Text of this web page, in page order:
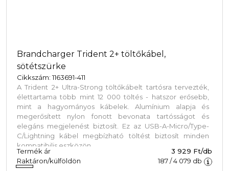
Brandcharger Trident 2+ töltőkábel,
sötétszürke
Cikkszám: 1163691-411
A Trident 2+ Ultra-Strong töltőkábelt tartósra tervezték,
élettartama több mint 12 000 töltés - hatszor erősebb,
mint a hagyományos kábelek. Alumínium alapja és
megerősített nylon fonott bevonata tartósságot és
elegáns megjelenést biztosít. Ez az USB-A-Micro/Type-
C/Lightning kábel megbízható töltést biztosít minden
kompatibilis eszközön.
Termék ár
3 929 Ft/db
Raktáron/külföldön
187/4 079 db